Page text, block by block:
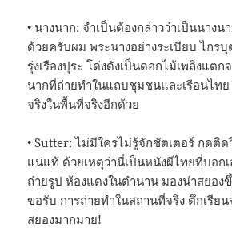
• นางนาก: จำเป็นต้องกล่าวว่าเป็นนางน
ด้วยครับผม พระนางอย่างระเบียบ ไกร
รุ่งเรืองปุระ โด่งดังเป็นดอกไม้เพลิงแตก
นากที่ถ่ายทำในแถบชุมชนและเรือนไท
จริงในพื้นที่จริงอีกด้วย
• Sutter: ไม่มีใครไม่รู้จักชัตเตอร์ กด
แน่แท้ ด้วยเหตุว่านี่เป็นหนังผีไทยที่บอก
ถ่ายรูป ห้องแดงในตำนาน มองน่าสยอง
ขอรับ การถ่ายทำในสถานที่จริง ตึกเรีย
สยองมากมาย!